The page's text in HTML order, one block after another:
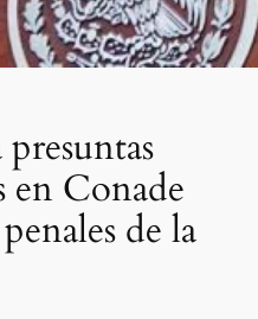
en Conade
de la